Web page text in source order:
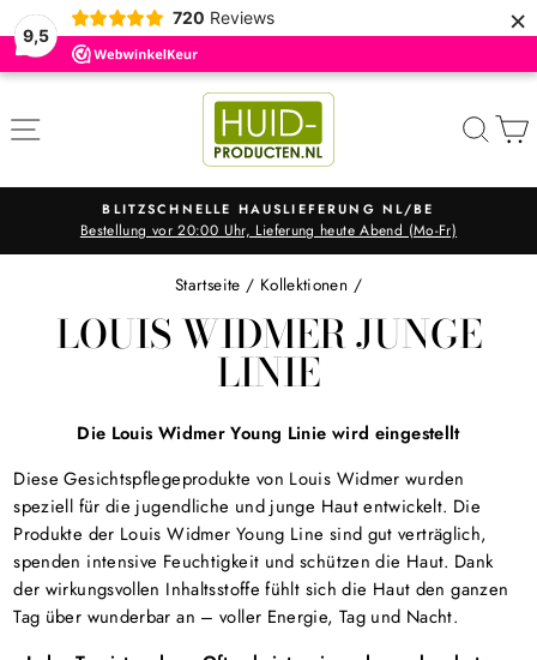
9,5
720 Reviews ×
Direkt
Inhalt
SEITENNAVIGATION
Pause
HAUSLIEFERUNG NL/BE
vor 20:00 Uhr, Lieferung heute Abend (Mo-Fr)
Startseite / Kollektionen /
LOUIS WIDMER JUNGE
LINIE
Die Louis Widmer Young Linie wird eingestellt
Diese Gesichtspflegeprodukte von Louis Widmer wurden
speziell für die jugendliche und junge Haut entwickelt. Die
Produkte der Louis Widmer Young Line sind gut verträglich,
spenden intensive Feuchtigkeit und schützen die Haut. Dank
der wirkungsvollen Inhaltsstoffe fühlt sich die Haut den ganzen
Tag über wunderbar an – voller Energie, Tag und Nacht.